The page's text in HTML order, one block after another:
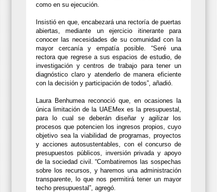
como en su ejecución.
Insistió en que, encabezará una rectoría de puertas
abiertas, mediante un ejercicio itinerante para
conocer las necesidades de su comunidad con la
mayor cercanía y empatía posible. “Seré una
rectora que regrese a sus espacios de estudio, de
investigación y centros de trabajo para tener un
diagnóstico claro y atenderlo de manera eficiente
con la decisión y participación de todos”, añadió.
Laura Benhumea reconoció que, en ocasiones la
única limitación de la UAEMex es la presupuestal,
para lo cual se deberán diseñar y agilizar los
procesos que potencien los ingresos propios, cuyo
objetivo sea la viabilidad de programas, proyectos
y acciones autosustentables, con el concurso de
presupuestos públicos, inversión privada y apoyo
de la sociedad civil. “Combatiremos las sospechas
sobre los recursos, y haremos una administración
transparente, lo que nos permitirá tener un mayor
techo presupuestal”, agregó.